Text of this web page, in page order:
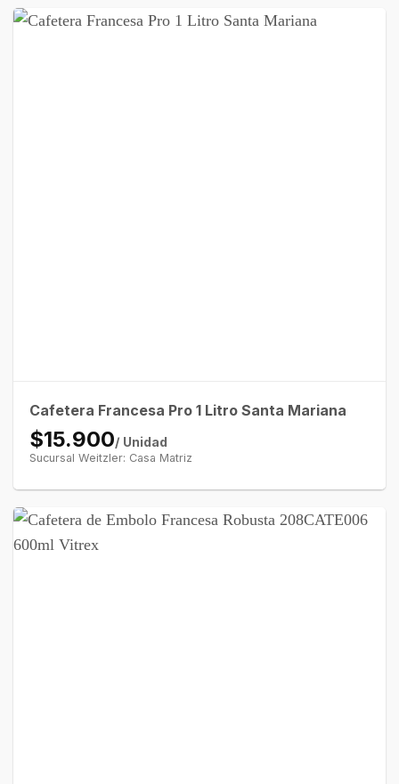
Cafetera Francesa Pro 1 Litro Santa Mariana
$15.900/ Unidad
Sucursal Weitzler: Casa Matriz